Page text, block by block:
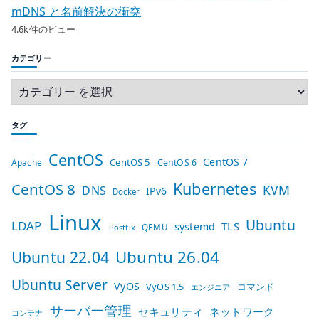
mDNS と名前解決の衝突
4.6k件のビュー
カテゴリー
タグ
Apache CentOS CentOS 5 CentOS 6 CentOS 7
CentOS 8 DNS Docker IPv6 Kubernetes KVM
LDAP Linux Postfix QEMU systemd TLS Ubuntu
Ubuntu 22.04 Ubuntu 26.04
Ubuntu Server VyOS VyOS 1.5 エンジニア コマンド
コンテナ サーバー管理 セキュリティ ネットワーク